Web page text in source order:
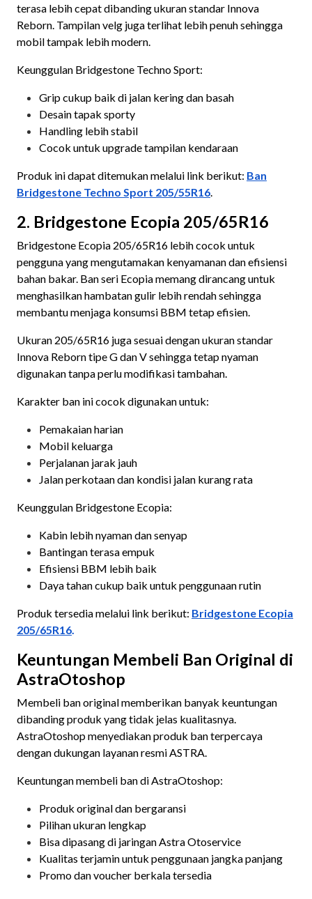
terasa lebih cepat dibanding ukuran standar Innova
Reborn. Tampilan velg juga terlihat lebih penuh sehingga
mobil tampak lebih modern.
Keunggulan Bridgestone Techno Sport:
Grip cukup baik di jalan kering dan basah
Desain tapak sporty
Handling lebih stabil
Cocok untuk upgrade tampilan kendaraan
Produk ini dapat ditemukan melalui link berikut: Ban
Bridgestone Techno Sport 205/55R16
2. Bridgestone Ecopia 205/65R16
Bridgestone Ecopia 205/65R16 lebih cocok untuk
pengguna yang mengutamakan kenyamanan dan efisiensi
bahan bakar. Ban seri Ecopia memang dirancang untuk
menghasilkan hambatan gulir lebih rendah sehingga
membantu menjaga konsumsi BBM tetap efisien.
Ukuran 205/65R16 juga sesuai dengan ukuran standar
Innova Reborn tipe G dan V sehingga tetap nyaman
digunakan tanpa perlu modifikasi tambahan.
Karakter ban ini cocok digunakan untuk:
Pemakaian harian
Mobil keluarga
Perjalanan jarak jauh
Jalan perkotaan dan kondisi jalan kurang rata
Keunggulan Bridgestone Ecopia:
Kabin lebih nyaman dan senyap
Bantingan terasa empuk
Efisiensi BBM lebih baik
Daya tahan cukup baik untuk penggunaan rutin
Produk tersedia melalui link berikut: Bridgestone Ecopia
205/65R16
Keuntungan Membeli Ban Original di
AstraOtoshop
Membeli ban original memberikan banyak keuntungan
dibanding produk yang tidak jelas kualitasnya.
AstraOtoshop menyediakan produk ban terpercaya
dengan dukungan layanan resmi ASTRA.
Keuntungan membeli ban di AstraOtoshop:
Produk original dan bergaransi
Pilihan ukuran lengkap
Bisa dipasang di jaringan Astra Otoservice
Kualitas terjamin untuk penggunaan jangka panjang
Promo dan voucher berkala tersedia